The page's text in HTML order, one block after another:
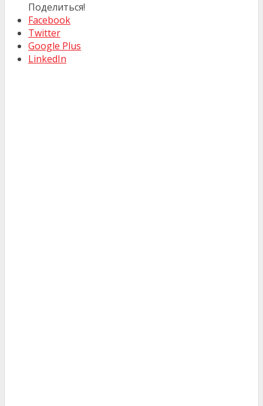
Поделиться!
Facebook
Twitter
Google Plus
LinkedIn